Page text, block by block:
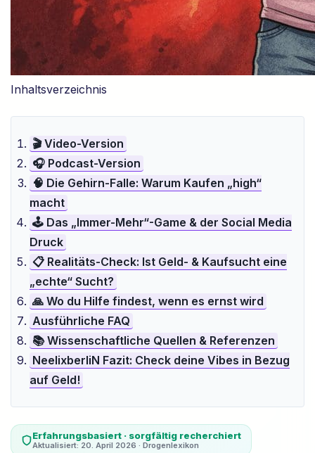
Inhaltsverzeichnis
🎬 Video-Version
🎧 Podcast-Version
🧠 Die Gehirn-Falle: Warum Kaufen „high“
macht
🕹️ Das „Immer-Mehr“-Game & der Social Media
Druck
📋 Realitäts-Check: Ist Geld- & Kaufsucht eine
„echte“ Sucht?
🙏 Wo du Hilfe findest, wenn es ernst wird
Ausführliche FAQ
📚 Wissenschaftliche Quellen & Referenzen
NeelixberliN Fazit: Check deine Vibes in Bezug
auf Geld!
Erfahrungsbasiert · sorgfältig recherchiert
Aktualisiert: 20. April 2026 · Drogenlexikon